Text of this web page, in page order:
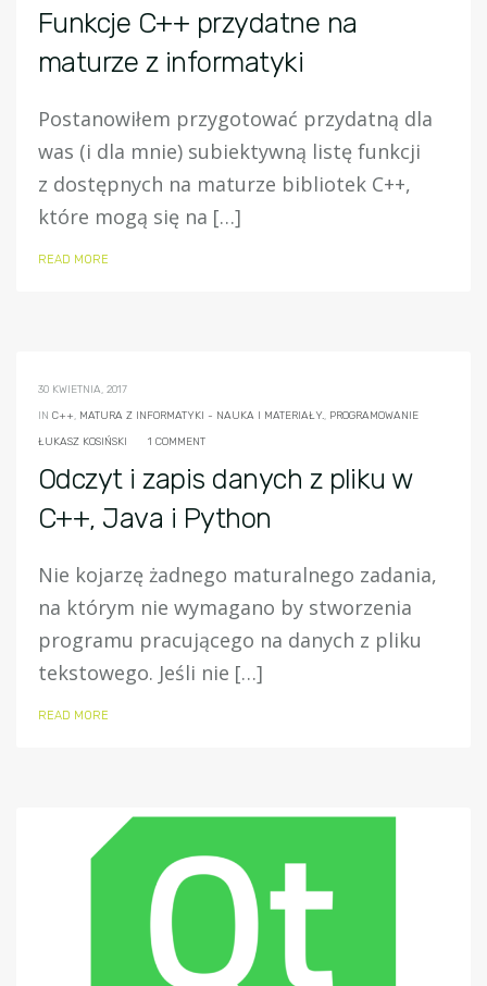
Funkcje C++ przydatne na
maturze z informatyki
Postanowiłem przygotować przydatną dla
was (i dla mnie) subiektywną listę funkcji
z dostępnych na maturze bibliotek C++,
które mogą się na […]
READ MORE
30 KWIETNIA, 2017
IN C++, MATURA Z INFORMATYKI - NAUKA I MATERIAŁY., PROGRAMOWANIE
ŁUKASZ KOSIŃSKI
1 COMMENT
Odczyt i zapis danych z pliku w
C++, Java i Python
Nie kojarzę żadnego maturalnego zadania,
na którym nie wymagano by stworzenia
programu pracującego na danych z pliku
tekstowego. Jeśli nie […]
READ MORE